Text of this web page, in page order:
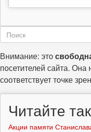
Форма
поиска
Внимание: это
посетителей сайта.
соответствует точке
Читайте
Акции памяти